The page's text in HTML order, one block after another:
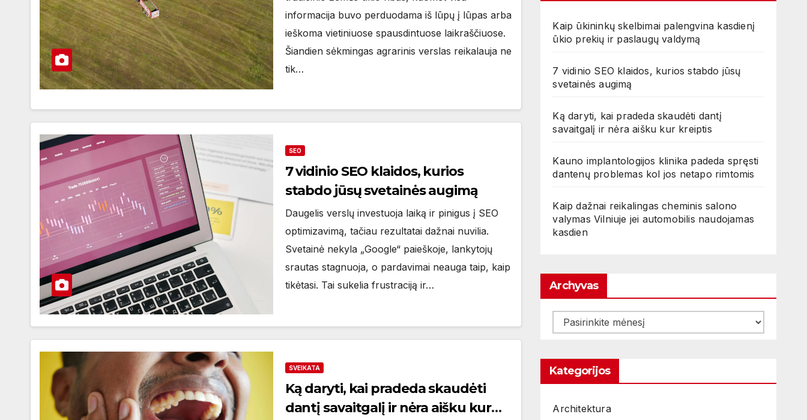
informacija buvo perduodama iš lūpų į lūpas arba
ieškoma vietiniuose spausdintuose laikraščiuose.
Šiandien sėkmingas agrarinis verslas reikalauja ne
tik…
SEO
7 vidinio SEO klaidos, kurios
stabdo jūsų svetainės augimą
Daugelis verslų investuoja laiką ir pinigus į SEO
optimizavimą, tačiau rezultatai dažnai nuvilia.
Svetainė nekyla „Google“ paieškoje, lankytojų
srautas stagnuoja, o pardavimai neauga taip, kaip
tikėtasi. Tai sukelia frustraciją ir…
SVEIKATA
Ką daryti, kai pradeda skaudėti
dantį savaitgalį ir nėra aišku kur
Kaip ūkininkų skelbimai palengvina kasdienį
ūkio prekių ir paslaugų valdymą
7 vidinio SEO klaidos, kurios stabdo jūsų
svetainės augimą
Ką daryti, kai pradeda skaudėti dantį
savaitgalį ir nėra aišku kur kreiptis
Kauno implantologijos klinika padeda spręsti
dantenų problemas kol jos netapo rimtomis
Kaip dažnai reikalingas cheminis salono
valymas Vilniuje jei automobilis naudojamas
kasdien
Archyvas
Archyvas
Kategorijos
Architektura